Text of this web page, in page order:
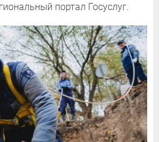
портал Госуслуг.